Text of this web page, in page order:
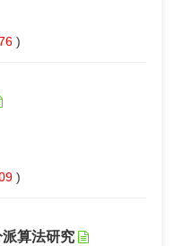
)
)
算法研究